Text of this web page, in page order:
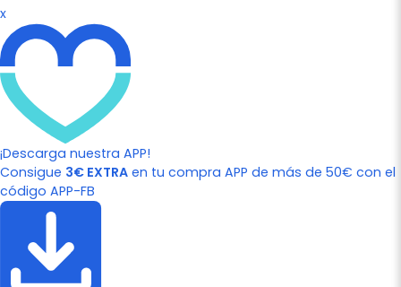
x
¡Descarga nuestra APP!
Consigue 3€ EXTRA en tu compra APP de más de 50€ con el
código APP-FB